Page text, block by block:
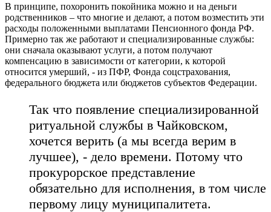
В принципе, похоронить покойника можно и на деньги
родственников – что многие и делают, а потом возместить эти
расходы положенными выплатами Пенсионного фонда РФ.
Примерно так же работают и специализированные службы:
они сначала оказывают услуги, а потом получают
компенсацию в зависимости от категории, к которой
относится умерший, - из ПФР, Фонда соцстрахования,
федерального бюджета или бюджетов субъектов Федерации.
Так что появление специализированной
ритуальной службы в Чайковском,
хочется верить (а мы всегда верим в
лучшее), - дело времени. Потому что
прокурорское представление
обязательно для исполнения, в том числе
первому лицу муниципалитета.